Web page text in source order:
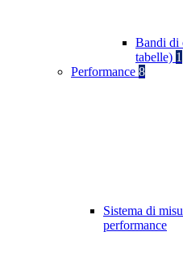
Bandi di
tabelle) 1
Performance 8
Sistema di
performance